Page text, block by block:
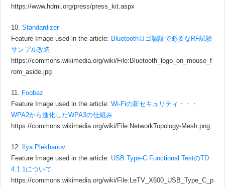
https://www.hdmi.org/press/press_kit.aspx
10.Standardizer
Feature Image used in the article: Bluetoothロゴ認証で必要なRF試験
サンプル改造
https://commons.wikimedia.org/wiki/File:Bluetooth_logo_on_mouse_f
rom_aside.jpg
11. Foobaz
Feature Image used in the article:Wi-Fiの新セキュリティ・・・
WPA2から進化したWPA3の仕組み
https://commons.wikimedia.org/wiki/File:NetworkTopology-Mesh.png
12.
Ilya Plekhanov
Feature Image used in the article: USB Type-C Functional TestのTD
4.1.1について
https://commons.wikimedia.org/wiki/File:LeTV_X600_USB_Type_C_p